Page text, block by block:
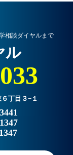
相談ダイヤルまで
ル
丁目３−１